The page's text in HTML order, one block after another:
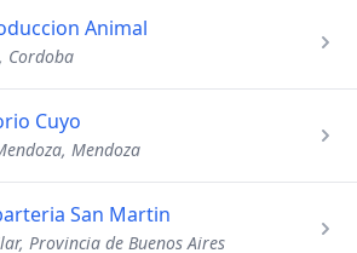
Animal
Cordoba
Cuyo
Mendoza
San Martin
Provincia de Buenos Aires